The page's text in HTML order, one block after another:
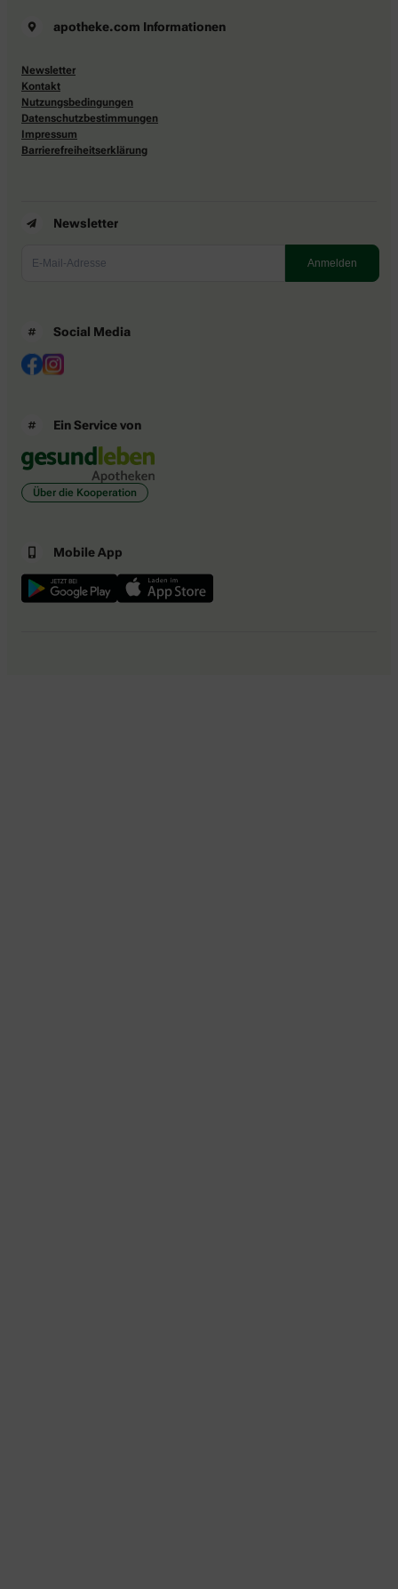
apotheke.com Informationen
Newsletter
Kontakt
Nutzungsbedingungen
Datenschutzbestimmungen
Impressum
Barrierefreiheitserklärung
Newsletter
Social Media
Ein Service von
Über die Kooperation
Mobile App